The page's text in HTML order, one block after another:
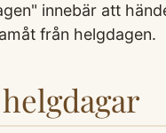
innebär att
från helgdagen.